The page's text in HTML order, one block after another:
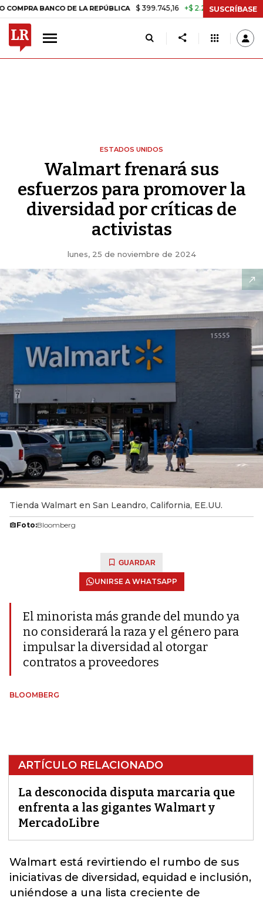
DE LA REPÚBLICA $ 399.745,16 +$ 2.295,71 +0,58% TASA
SUSCRÍBASE
ESTADOS UNIDOS
Walmart frenará sus
esfuerzos para promover la
diversidad por críticas de
activistas
lunes, 25 de noviembre de 2024
Tienda Walmart en San Leandro, California, EE.UU.
Foto:Bloomberg
GUARDAR
UNIRSE A WHATSAPP
El minorista más grande del mundo ya
no considerará la raza y el género para
impulsar la diversidad al otorgar
contratos a proveedores
BLOOMBERG
ARTÍCULO RELACIONADO
La desconocida disputa marcaria que
enfrenta a las gigantes Walmart y
MercadoLibre
Walmart está revirtiendo el rumbo de sus
iniciativas de diversidad, equidad e inclusión,
uniéndose a una lista creciente de